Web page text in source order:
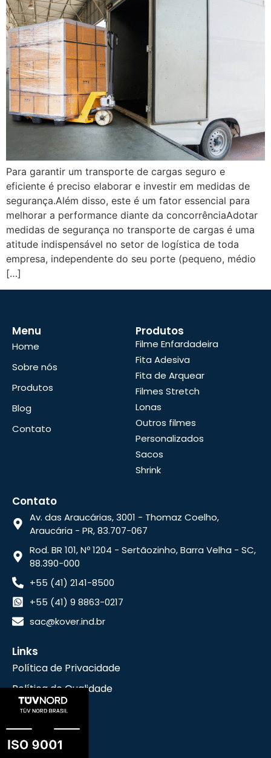
Para garantir um transporte de cargas seguro e
eficiente é preciso elaborar e investir em medidas de
segurança.Além disso, este é um fator essencial para
melhorar a performance diante da concorrênciaAdotar
medidas de segurança no transporte de cargas é uma
atitude indispensável no setor de logística de toda
empresa, independente do seu porte (pequeno, médio
[…]
Menu
Home
Sobre nós
Produtos
Blog
Contato
Produtos
Filme Enfardadeira
Fita Adesiva
Fita de Arquear
Filmes Stretch
Lonas
Outros filmes
Personalizados
Sacos
Shrink
Contato
Av. das Araucárias, 3001 - Thomaz Coelho,
Araucária - PR, 83.707-067
Rod. BR 101, Nº 1204 - Sertãozinho, Barra Velha - SC,
88.390-000
+55 (41) 2141-8500
+55 (41) 9 8863-0217
sac@kover.ind.br
Links
Política de Privacidade
Política de Qualidade